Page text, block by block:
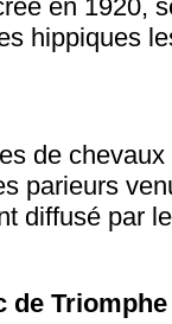
en 1920,
hippiques
de
parieurs
diffusé par
de Triomphe